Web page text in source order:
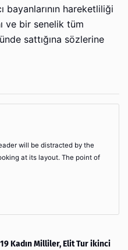
hareketliliği
ve bir senelik tüm
sattığına sözlerine
will be distracted by the
at its layout. The point of
Kadın Milliler, Elit Tur ikinci